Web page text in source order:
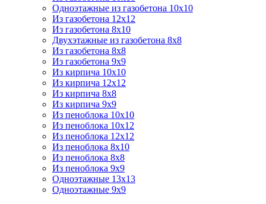
Одноэтажные из газобетона 10х10
Из газобетона 12х12
Из газобетона 8х10
Двухэтажные из газобетона 8х8
Из газобетона 8х8
Из газобетона 9х9
Из кирпича 10х10
Из кирпича 12х12
Из кирпича 8х8
Из кирпича 9х9
Из пеноблока 10х10
Из пеноблока 10х12
Из пеноблока 12х12
Из пеноблока 8х10
Из пеноблока 8х8
Из пеноблока 9х9
Одноэтажные 13х13
Одноэтажные 9х9